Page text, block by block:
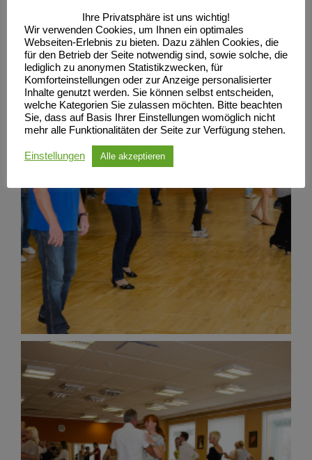
Ihre Privatsphäre ist uns wichtig!
Wir verwenden Cookies, um Ihnen ein optimales
Webseiten-Erlebnis zu bieten. Dazu zählen Cookies, die
für den Betrieb der Seite notwendig sind, sowie solche, die
lediglich zu anonymen Statistikzwecken, für
Komforteinstellungen oder zur Anzeige personalisierter
Inhalte genutzt werden. Sie können selbst entscheiden,
welche Kategorien Sie zulassen möchten. Bitte beachten
Sie, dass auf Basis Ihrer Einstellungen womöglich nicht
mehr alle Funktionalitäten der Seite zur Verfügung stehen.
Einstellungen Alle akzeptieren